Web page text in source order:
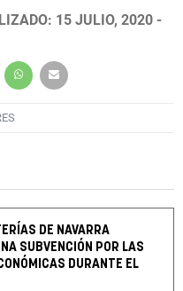
15 JULIO, 2020 -
DE NAVARRA
SUBVENCIÓN POR LAS
DURANTE EL